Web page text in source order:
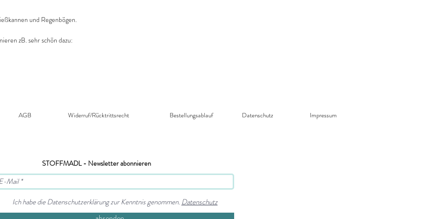
und Regenbögen.
zB. sehr schön dazu:
AGB Widerruf/Rücktrittsrecht​ Bestellungsablauf Datenschutz​ Impressum
STOFFMADL - Newsletter abonnieren
Ich habe die Datenschutzerklärung zur Kenntnis genommen.Datenschutz